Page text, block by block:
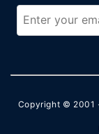
Copyright © 2001